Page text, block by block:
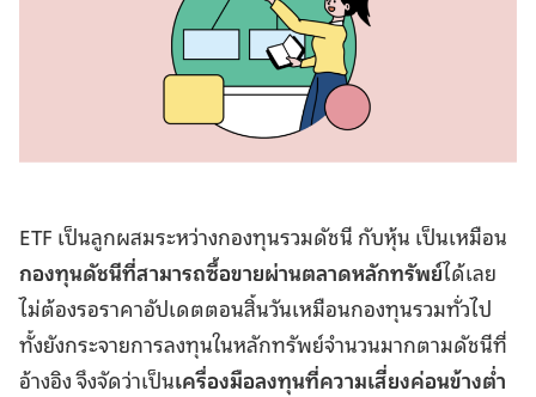
ETF เป็นลูกผสมระหว่างกองทุนรวมดัชนี กับหุ้น เป็นเหมือน
กองทุนดัชนีที่สามารถซื้อขายผ่านตลาดหลักทรัพย์ได้เลย
ไม่ต้องรอราคาอัปเดตตอนสิ้นวันเหมือนกองทุนรวมทั่วไป
ทั้งยังกระจายการลงทุนในหลักทรัพย์จำนวนมากตามดัชนีที่
อ้างอิง จึงจัดว่าเป็นเครื่องมือลงทุนที่ความเสี่ยงค่อนข้างต่ำ